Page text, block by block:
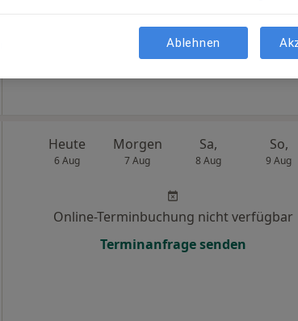
Heute
6 Aug
Morgen
7 Aug
Sa,
8 Aug
So,
9 Aug
Online-Terminbuchung nicht verfügbar
Terminanfrage senden
Ablehnen